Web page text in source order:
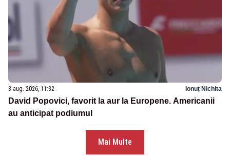
8 aug. 2026, 11:32 Ionuț Nichita
David Popovici, favorit la aur la Europene. Americanii
au anticipat podiumul
Mai Multe